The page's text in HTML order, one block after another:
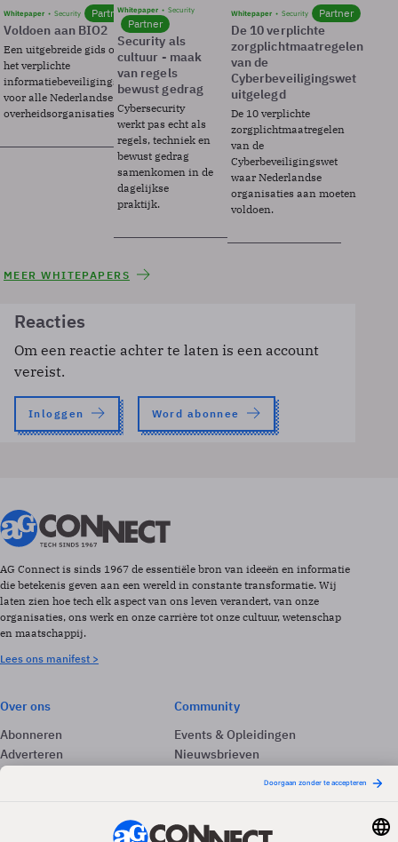
Whitepaper Security Partner
Voldoen aan BIO2
Een uitgebreide gids over BIO2,
het verplichte
informatiebeveiligingsframework
voor alle Nederlandse
overheidsorganisaties.
Whitepaper Security
Partner
Security als
cultuur - maak
van regels
bewust gedrag
Cybersecurity
werkt pas echt als
regels, techniek en
bewust gedrag
samenkomen in de
dagelijkse
praktijk.
Whitepaper Security Partner
De 10 verplichte
zorgplichtmaatregelen
van de
Cyberbeveiligingswet
uitgelegd
De 10 verplichte
zorgplichtmaatregelen
van de
Cyberbeveiligingswet
waar Nederlandse
organisaties aan moeten
voldoen.
MEER WHITEPAPERS
Reacties
Om een reactie achter te laten is een account
vereist.
Inloggen Word abonnee
AG Connect is sinds 1967 de essentiële bron van ideeën en informatie
die betekenis geven aan een wereld in constante transformatie. Wij
laten zien hoe tech elk aspect van ons leven verandert, van onze
organisaties, ons werk en onze carrière tot onze cultuur, wetenschap
en maatschappij.
Lees ons manifest >
Over ons
Abonneren
Adverteren
Contact
Community
Events & Opleidingen
Nieuwsbrieven